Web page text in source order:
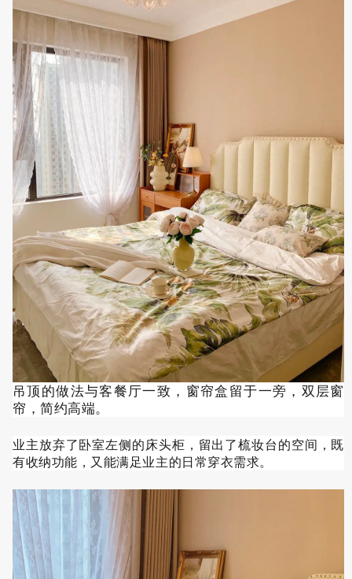
吊顶的做法与客餐厅一致，窗帘盒留于一旁，双层窗
帘，简约高端。
业主放弃了卧室左侧的床头柜，留出了梳妆台的空间，既
有收纳功能，又能满足业主的日常穿衣需求。